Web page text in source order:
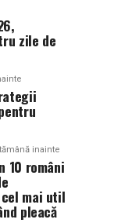
zile de
inainte
10 români
mai util
pleacă